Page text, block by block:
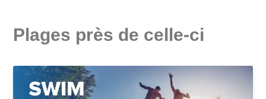
Plages près de celle-ci